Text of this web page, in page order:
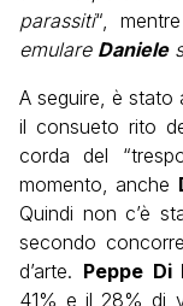
parassiti“, mentre
emulare Daniele
A seguire, è
il consueto rito
corda del
momento, anche
Quindi non c’è
secondo
d’arte. Peppe Di
41% e il 28% di